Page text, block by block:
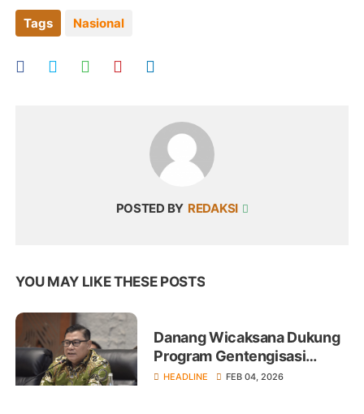
Tags Nasional
POSTED BY REDAKSI
YOU MAY LIKE THESE POSTS
Danang Wicaksana Dukung
Program Gentengisasi
Presiden Prabowo
HEADLINE FEB 04, 2026